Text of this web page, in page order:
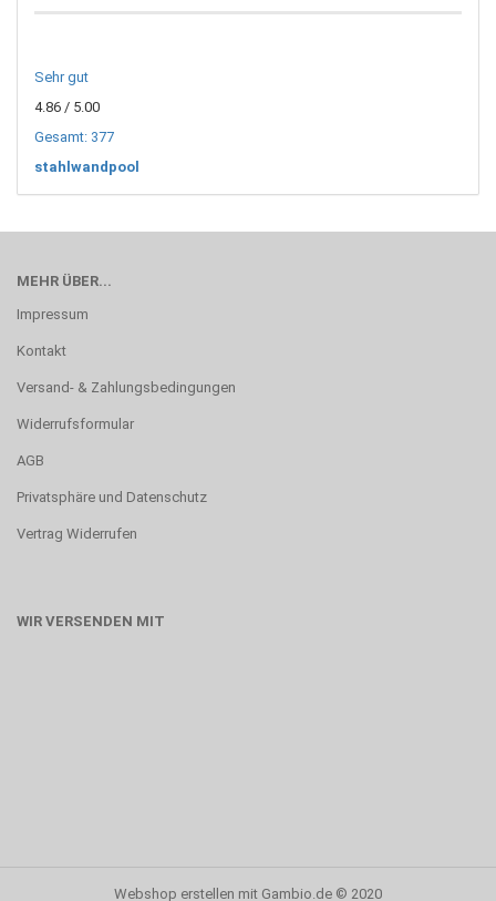
Sehr gut
4.86 / 5.00
Gesamt: 377
stahlwandpool
MEHR ÜBER...
Impressum
Kontakt
Versand- & Zahlungsbedingungen
Widerrufsformular
AGB
Privatsphäre und Datenschutz
Vertrag Widerrufen
WIR VERSENDEN MIT
Webshop erstellen mit Gambio.de © 2020